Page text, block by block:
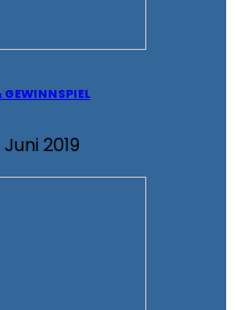
2019